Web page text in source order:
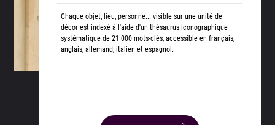
Chaque objet, lieu, personne... visible sur une unité de
décor est indexé à l'aide d'un thésaurus iconographique
systématique de 21 000 mots-clés, accessible en français,
anglais, allemand, italien et espagnol.